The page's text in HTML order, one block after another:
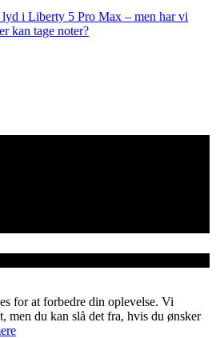
lyd i Liberty 5 Pro Max – men har vi
kan tage noter?
for at forbedre din oplevelse. Vi
men du kan slå det fra, hvis du ønsker